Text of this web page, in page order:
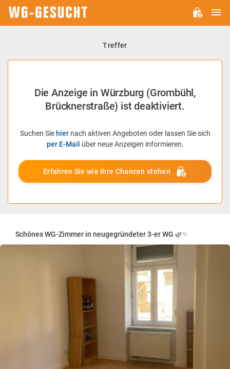
Treffer
Die Anzeige in Würzburg (Grombühl,
Brücknerstraße) ist deaktiviert.
Suchen Sie hiernach aktiven Angeboten oder lassen Sie sich
per E-Mail über neue Anzeigen informieren.
Erfahren Sie wie Ihre Chancen stehen
Schönes WG-Zimmer in neugegründeter 3-er WG 🌿✨